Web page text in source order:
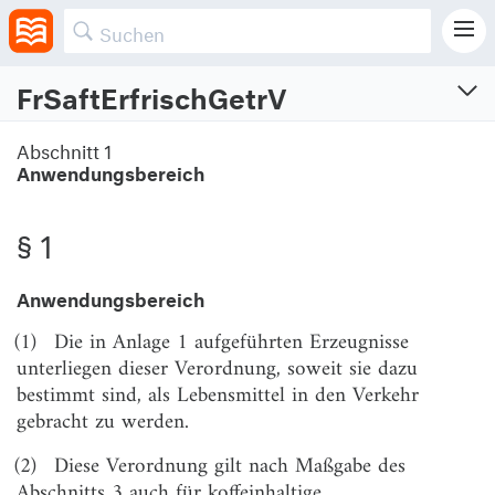
FrSaftErfrischGetrV
Verordnung über Fruchtsaft, Fruchtnektar und koffeinhaltige Erfrischungsgetränke
Abschnitt 1
Anwendungsbereich
§ 1
Anwendungsbereich
Abschnitt 2
Abschnitt 1
Anwendungsbereich
§ 1
Anwendungsbereich
(1) Die in Anlage 1 aufgeführten Erzeugnisse
unterliegen dieser Verordnung, soweit sie dazu
bestimmt sind, als Lebensmittel in den Verkehr
gebracht zu werden.
(2) Diese Verordnung gilt nach Maßgabe des